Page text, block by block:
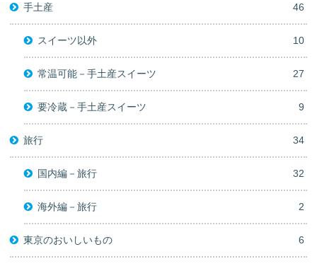
手土産 46
スイーツ以外 10
常温可能－手土産スイーツ 27
要冷蔵－手土産スイーツ 9
旅行 34
国内編－旅行 32
海外編－旅行 2
東京のおいしいもの 6